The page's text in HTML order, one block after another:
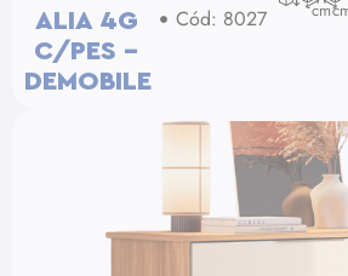
ALIA 4G
C/PES –
DEMOBILE
Cód: 8027
cm